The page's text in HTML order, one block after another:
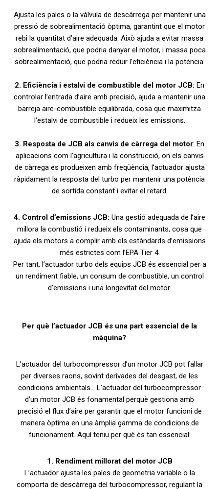
Ajusta les pales o la vàlvula de descàrrega per mantenir una
pressió de sobrealimentació òptima, garantint que el motor
rebi la quantitat d’aire adequada. Això ajuda a evitar massa
sobrealimentació, que podria danyar el motor, i massa poca
sobrealimentació, que podria reduir l’eficiència i la potència.
2. Eficiència i estalvi de combustible del motor JCB: En
controlar l’entrada d’aire amb precisió, ajuda a mantenir una
barreja aire-combustible equilibrada, cosa que maximitza
l’estalvi de combustible i redueix les emissions.
3. Resposta de JCB als canvis de càrrega del motor: En
aplicacions com l’agricultura i la construcció, on els canvis
de càrrega es produeixen amb freqüència, l’actuador ajusta
ràpidament la resposta del turbo per mantenir una potència
de sortida constant i evitar el retard.
4. Control d’emissions JCB: Una gestió adequada de l’aire
millora la combustió i redueix els contaminants, cosa que
ajuda els motors a complir amb els estàndards d’emissions
més estrictes com l’EPA Tier 4.
Per tant, l’actuador turbo dels equips JCB és essencial per a
un rendiment fiable, un consum de combustible, un control
d’emissions i una longevitat del motor.
Per què l’actuador JCB és una part essencial de la
màquina?
L’actuador del turbocompressor d’un motor JCB pot fallar
per diverses raons, sovint derivades del desgast, de les
condicions ambientals… L’actuador del turbocompressor
d’un motor JCB és fonamental perquè gestiona amb
precisió el flux d’aire per garantir que el motor funcioni de
manera òptima en una àmplia gamma de condicions de
funcionament. Aquí teniu per què és tan essencial:
1. Rendiment millorat del motor JCB
L’actuador ajusta les pales de geometria variable o la
comporta de descàrrega del turbocompressor, regulant la